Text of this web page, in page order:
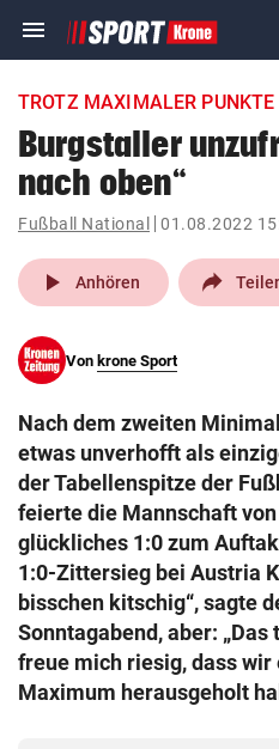
menu Navigation
ein-/ausklappen
account_circle Anmelden
pin_drop
Wien
search
eingeben
© Krone Multimedia GmbH & Co
Muthgasse 2, 1190 Wien
TROTZ MAXIMALER PUNKTE
Burgstaller
nach oben“
Fußball National 01.08.2022
play_arrow Anhören
Von krone Sport
Nach dem zweiten
etwas unverhofft als
der Tabellenspitze der
feierte die Mannschaft
glückliches 1:0 zum
1:0-Zittersieg bei Austria
bisschen kitschig“, sagte
Sonntagabend, aber:
freue mich riesig, dass
Maximum herausgeholt